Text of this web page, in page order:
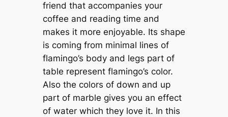
friend that accompanies your
coffee and reading time and
makes it more enjoyable. Its shape
is coming from minimal lines of
flamingo’s body and legs part of
table represent flamingo’s color.
Also the colors of down and up
part of marble gives you an effect
of water which they love it. In this